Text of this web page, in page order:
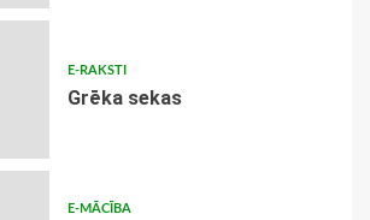
E-RAKSTI
Grēka sekas
E-MĀCĪBA